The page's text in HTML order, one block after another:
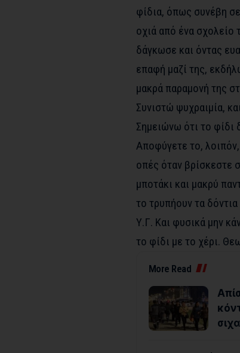
φίδια, όπως συνέβη
οχιά από ένα σχολείο
δάγκωσε και όντας
επαφή μαζί της,
μακρά παραμονή της
Συνιστώ ψυχραιμία,
Σημειώνω ότι το φίδι
Αποφύγετε το,
οπές όταν βρίσκεστε
μποτάκι και μακρύ
το τρυπήουν τα δόντια
Υ.Γ. Και φυσικά μην
το φίδι με το χέρι.
More Read